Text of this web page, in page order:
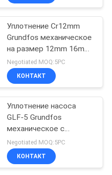
Уплотнение Cr12mm
Grundfos механическое
на размер 12mm 16mm
насоса погружающийся
нечистот
Negotiated MOQ:5PC
КОНТАКТ
Уплотнение насоса
GLF-5 Grundfos
механическое с
одиночным
колцеобразным
уплотнением весны
Negotiated MOQ:5PC
КОНТАКТ